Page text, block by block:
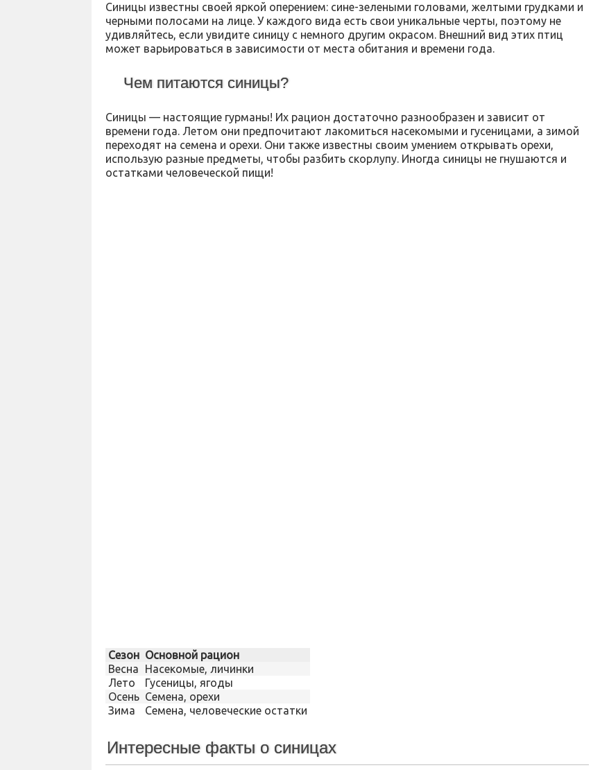
Синицы известны своей яркой оперением: сине-зелеными головами, желтыми грудками и
черными полосами на лице. У каждого вида есть свои уникальные черты, поэтому не
удивляйтесь, если увидите синицу с немного другим окрасом. Внешний вид этих птиц
может варьироваться в зависимости от места обитания и времени года.
Чем питаются синицы?
Синицы — настоящие гурманы! Их рацион достаточно разнообразен и зависит от
времени года. Летом они предпочитают лакомиться насекомыми и гусеницами, а зимой
переходят на семена и орехи. Они также известны своим умением открывать орехи,
использую разные предметы, чтобы разбить скорлупу. Иногда синицы не гнушаются и
остатками человеческой пищи!
Сезон Основной рацион
Весна
Насекомые, личинки
Лето
Гусеницы, ягоды
Осень Семена, орехи
Зима
Семена, человеческие остатки
Интересные факты о синицах